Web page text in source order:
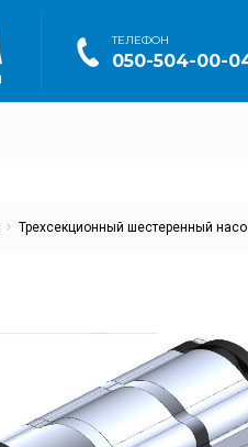
ТEЛЕФОН
050-504-00-
Трехсекционный шестеренный